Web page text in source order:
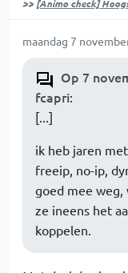
>> [Animo check]
maandag 7
Op 7
fcapri:
[...]
ik heb jaren
freeip, no-ip,
goed mee weg,
ze ineens het
koppelen.